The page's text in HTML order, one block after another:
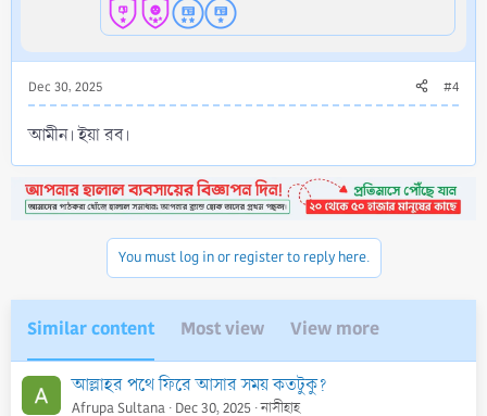
Dec 30, 2025 #4
আমীন। ইয়া রব।
You must log in or register to reply here.
Similar content Most view View more
আল্লাহর পথে ফিরে আসার সময় কতটুকু?
Afrupa Sultana Dec 30, 2025 নাসীহাহ